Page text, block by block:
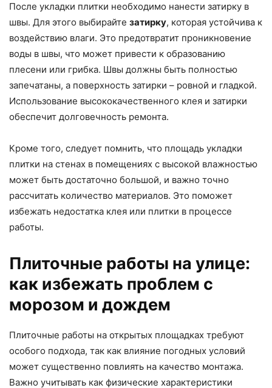
После укладки плитки необходимо нанести затирку в
швы. Для этого выбирайте затирку, которая устойчива к
воздействию влаги. Это предотвратит проникновение
воды в швы, что может привести к образованию
плесени или грибка. Швы должны быть полностью
запечатаны, а поверхность затирки – ровной и гладкой.
Использование высококачественного клея и затирки
обеспечит долговечность ремонта.
Кроме того, следует помнить, что площадь укладки
плитки на стенах в помещениях с высокой влажностью
может быть достаточно большой, и важно точно
рассчитать количество материалов. Это поможет
избежать недостатка клея или плитки в процессе
работы.
Плиточные работы на улице:
как избежать проблем с
морозом и дождем
Плиточные работы на открытых площадках требуют
особого подхода, так как влияние погодных условий
может существенно повлиять на качество монтажа.
Важно учитывать как физические характеристики